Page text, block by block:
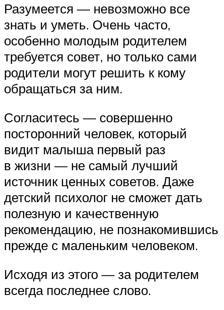
Разумеется — невозможно все
знать и уметь. Очень часто,
особенно молодым родителем
требуется совет, но только сами
родители могут решить к кому
обращаться за ним.
Согласитесь — совершенно
посторонний человек, который
видит малыша первый раз
в жизни — не самый лучший
источник ценных советов. Даже
детский психолог не сможет дать
полезную и качественную
рекомендацию, не познакомившись
прежде с маленьким человеком.
Исходя из этого — за родителем
всегда последнее слово.